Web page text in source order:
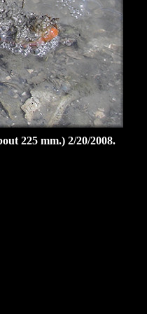
225 mm.) 2/20/2008.